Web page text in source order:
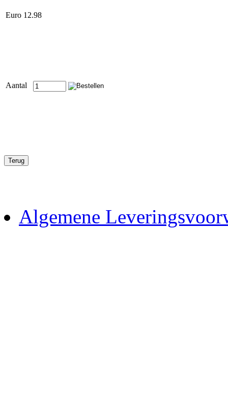
Euro 12.98
Aantal
Algemene